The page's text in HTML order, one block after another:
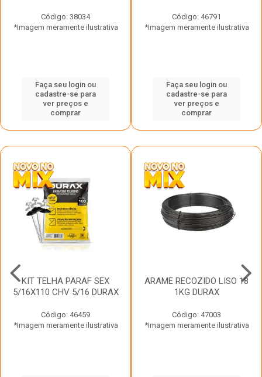
Código: 38034
*Imagem meramente ilustrativa
Faça seu login ou
cadastre-se para
ver preços e
comprar
Código: 46791
*Imagem meramente ilustrativa
Faça seu login ou
cadastre-se para
ver preços e
comprar
KIT TELHA PARAF SEX
5/16X110 CHV 5/16 DURAX
Código: 46459
*Imagem meramente ilustrativa
ARAME RECOZIDO LISO 18
1KG DURAX
Código: 47003
*Imagem meramente ilustrativa